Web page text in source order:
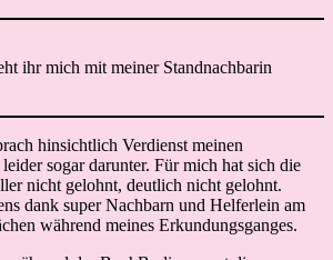
ihr mich mit meiner Standnachbarin
hinsichtlich Verdienst meinen
sogar darunter. Für mich hat sich die
nicht gelohnt, deutlich nicht gelohnt.
dank super Nachbarn und Helferlein am
während meines Erkundungsganges.